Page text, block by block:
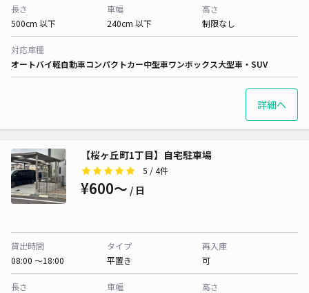
長さ
500cm 以下
車幅
240cm 以下
高さ
制限なし
対応車種
オートバイ軽自動車コンパクトカー中型車ワンボックス大型車・SUV
詳細へ
【桜ヶ丘町1丁目】自宅駐車場
5 / 4件
¥600〜 / 日
貸出時間
08:00 〜18:00
タイプ
平置き
再入庫
可
長さ
車幅
高さ